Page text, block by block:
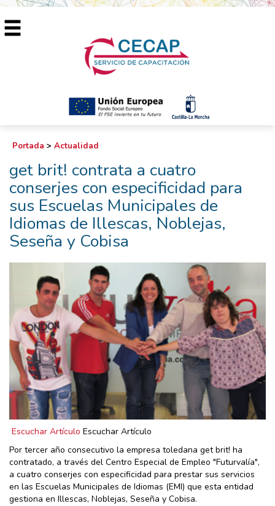
Portada > Actualidad
get brit! contrata a cuatro
conserjes con especificidad para
sus Escuelas Municipales de
Idiomas de Illescas, Noblejas,
Seseña y Cobisa
Escuchar Artículo Escuchar Artículo
Por tercer año consecutivo la empresa toledana get brit! ha
contratado, a través del Centro Especial de Empleo "Futurvalía",
a cuatro conserjes con especificidad para prestar sus servicios
en las Escuelas Municipales de Idiomas (EMI) que esta entidad
gestiona en Illescas, Noblejas, Seseña y Cobisa.